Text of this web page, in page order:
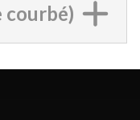
courbé)